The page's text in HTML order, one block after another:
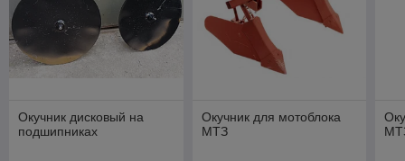
Окучник дисковый на
подшипниках
Окучник для мотоблока
МТЗ